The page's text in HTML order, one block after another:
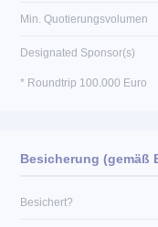
Min. Quotierungsvolumen
Designated Sponsor(s)
* Roundtrip 100.000 Euro
Besicherung (gemäß
Besichert?